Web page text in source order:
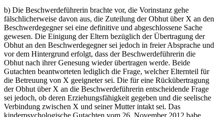
b) Die Beschwerdeführerin brachte vor, die Vorinstanz gehe
fälschlicherweise davon aus, die Zuteilung der Obhut über X an den
Beschwerdegegner sei eine definitive und abgeschlossene Sache
gewesen. Die Einigung der Eltern bezüglich der Übertragung der
Obhut an den Beschwerdegegner sei jedoch in freier Absprache und
vor dem Hintergrund erfolgt, dass der Beschwerdeführerin die
Obhut nach ihrer Genesung wieder übertragen werde. Beide
Gutachten beantworteten lediglich die Frage, welcher Elternteil für
die Betreuung von X geeigneter sei. Die für eine Rückübertragung
der Obhut über X an die Beschwerdeführerin entscheidende Frage
sei jedoch, ob deren Erziehungsfähigkeit gegeben und die seelische
Verbindung zwischen X und seiner Mutter intakt sei. Das